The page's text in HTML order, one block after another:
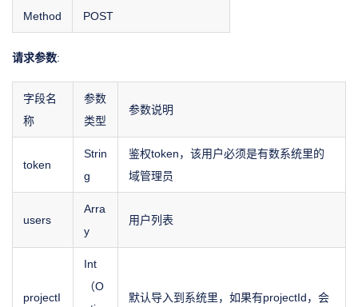
Method POST
请求参数:
字段名
称
参数
类型
参数说明
token
Strin
g
鉴权token，该用户必须是有数系统里的
域管理员
users
Arra
y
用户列表
projectI
Int
（O
默认导入到系统里，如果有projectId，会